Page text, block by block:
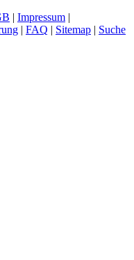
| Impressum |
| FAQ | Sitemap | Suche